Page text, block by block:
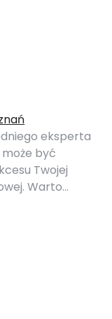
eksperta
może być
Twojej
Warto…